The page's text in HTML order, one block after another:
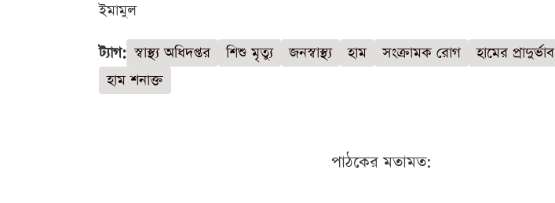
ইমামুল
ট্যাগ: স্বাস্থ্য অধিদপ্তর শিশু মৃত্যু জনস্বাস্থ্য হাম সংক্রামক রোগ হামের প্রাদুর্ভাব
হাম শনাক্ত
পাঠকের মতামত: